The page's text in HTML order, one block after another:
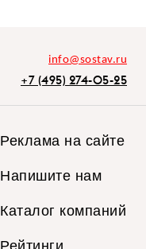
info@sostav.ru
+7 (495) 274-05-25
Реклама на сайте
Напишите нам
Каталог компаний